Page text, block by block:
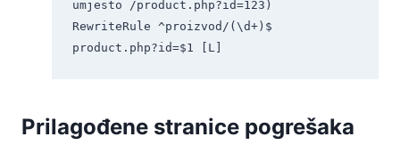
umjesto /product.php?id=123)
RewriteRule ^proizvod/(\d+)$
Prilagođene stranice pogrešaka